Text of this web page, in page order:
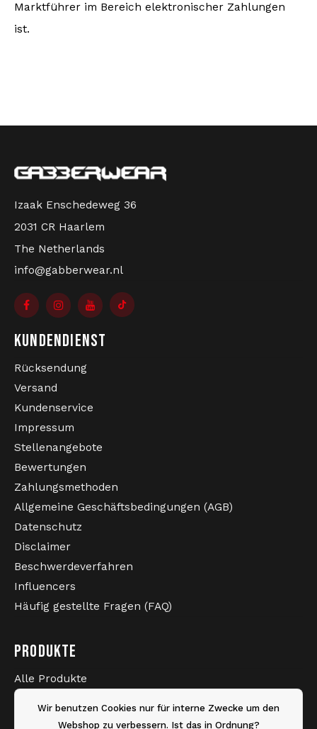
Marktführer im Bereich elektronischer Zahlungen
ist.
Izaak Enschedeweg 36
2031 CR Haarlem
The Netherlands
info@gabberwear.nl
KUNDENDIENST
Rücksendung
Versand
Kundenservice
Impressum
Stellenangebote
Bewertungen
Zahlungsmethoden
Allgemeine Geschäftsbedingungen (AGB)
Datenschutz
Disclaimer
Beschwerdeverfahren
Influencers
Häufig gestellte Fragen (FAQ)
PRODUKTE
Alle Produkte
Wir benutzen Cookies nur für interne Zwecke um den
Webshop zu verbessern. Ist das in Ordnung?